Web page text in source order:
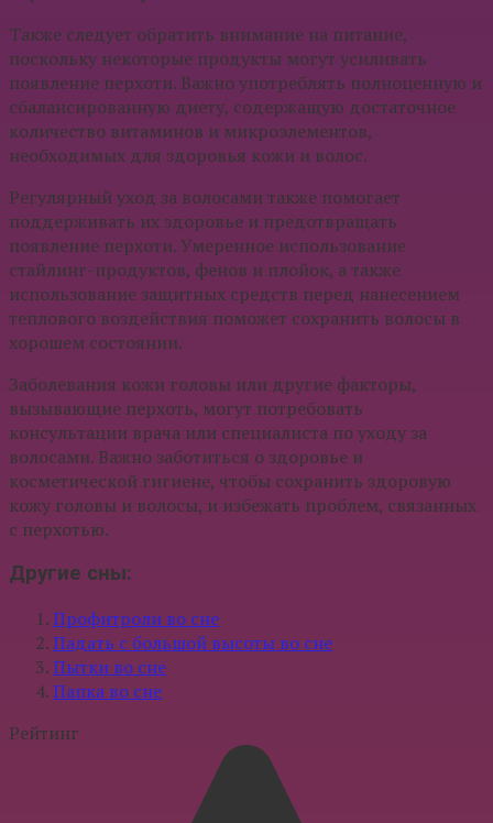
Также следует обратить внимание на питание,
поскольку некоторые продукты могут усиливать
появление перхоти. Важно употреблять полноценную и
сбалансированную диету, содержащую достаточное
количество витаминов и микроэлементов,
необходимых для здоровья кожи и волос.
Регулярный уход за волосами также помогает
поддерживать их здоровье и предотвращать
появление перхоти. Умеренное использование
стайлинг-продуктов, фенов и плойок, а также
использование защитных средств перед нанесением
теплового воздействия поможет сохранить волосы в
хорошем состоянии.
Заболевания кожи головы или другие факторы,
вызывающие перхоть, могут потребовать
консультации врача или специалиста по уходу за
волосами. Важно заботиться о здоровье и
косметической гигиене, чтобы сохранить здоровую
кожу головы и волосы, и избежать проблем, связанных
с перхотью.
Другие сны:
Профитроли во сне
Падать с большой высоты во сне
Пытки во сне
Папка во сне
Рейтинг